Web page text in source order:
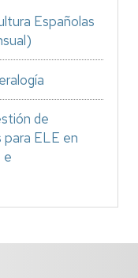
Españolas
de
ELE en
e